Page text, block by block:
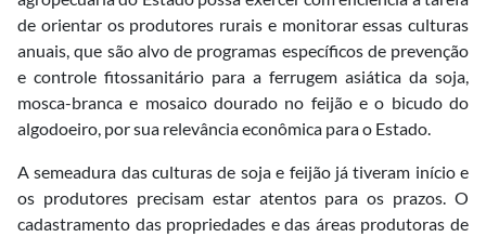
de orientar os produtores rurais e monitorar essas culturas
anuais, que são alvo de programas específicos de prevenção
e controle fitossanitário para a ferrugem asiática da soja,
mosca-branca e mosaico dourado no feijão e o bicudo do
algodoeiro, por sua relevância econômica para o Estado.
A semeadura das culturas de soja e feijão já tiveram início e
os produtores precisam estar atentos para os prazos. O
cadastramento das propriedades e das áreas produtoras de